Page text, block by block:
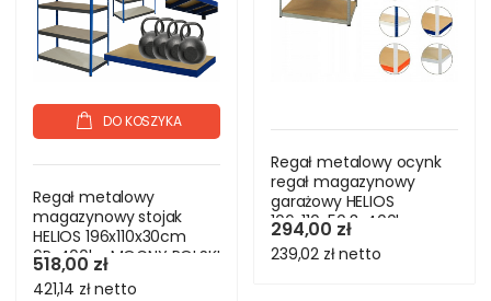
DO KOSZYKA
Regał metalowy
magazynowy stojak
HELIOS 196x110x30cm
6Px400kg MOCNY POLSKI
518,00 zł
421,14 złnetto
Regał metalowy ocynk
regał magazynowy
garażowy HELIOS
106x110x50 3x400kg
294,00 zł
239,02 złnetto